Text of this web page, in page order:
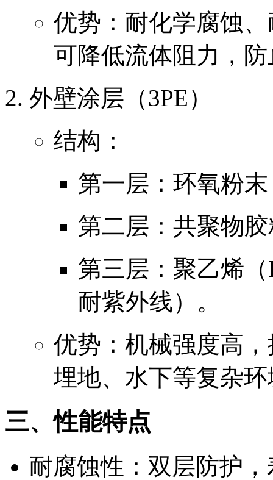
优势：耐化学腐蚀
可降低流体阻力，
外壁涂层（3PE）
结构：
第一层：环氧粉
第二层：共聚物
第三层：聚乙烯
耐紫外线）。
优势：机械强度高
埋地、水下等复杂
三、性能特点
耐腐蚀性：双层防护